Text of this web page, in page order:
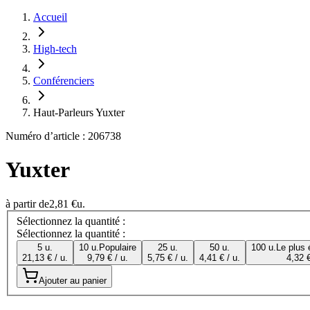
Accueil
High-tech
Conférenciers
Haut-Parleurs Yuxter
Numéro d’article : 206738
Yuxter
à partir de2,81 €u.
Sélectionnez la quantité :
Sélectionnez la quantité :
5 u.
21,13 € / u.
10 u. Populaire
9,79 € / u.
25 u.
5,75 € / u.
50 u.
4,41 € / u.
100 u. Le plus
4,32
Ajouter au panier